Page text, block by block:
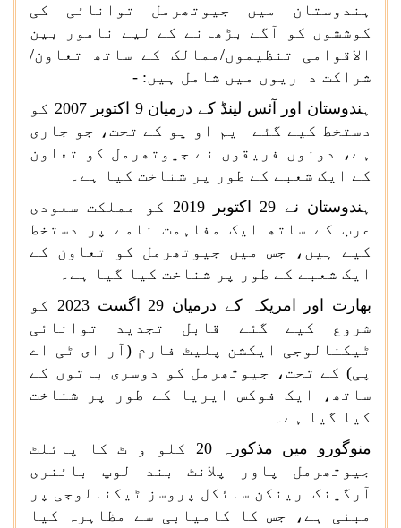
ہندوستان میں جیوتھرمل توانائی کی
کوششوں کو آگے بڑھانے کے لیے نامور بین
الاقوامی تنظیموں/ممالک کے ساتھ تعاون/
شراکت داریوں میں شامل ہیں: -
ہندوستان اور آئس لینڈ کے درمیان 9 اکتوبر 2007 کو
دستخط کیے گئے ایم او یو کے تحت، جو جاری
ہے، دونوں فریقوں نے جیوتھرمل کو تعاون
کے ایک شعبے کے طور پر شناخت کیا ہے۔
ہندوستان نے 29 اکتوبر 2019 کو مملکت سعودی
عرب کے ساتھ ایک مفاہمت نامے پر دستخط
کیے ہیں، جس میں جیوتھرمل کو تعاون کے
ایک شعبے کے طور پر شناخت کیا گیا ہے۔
بھارت اور امریکہ کے درمیان 29 اگست 2023 کو
شروع کیے گئے قابل تجدید توانائی
ٹیکنالوجی ایکشن پلیٹ فارم (آر ای ٹی اے
پی) کے تحت، جیوتھرمل کو دوسری باتوں کے
ساتھ، ایک فوکس ایریا کے طور پر شناخت
کیا گیا ہے۔
منوگورو میں مذکورہ 20 کلو واٹ کا پائلٹ
جیوتھرمل پاور پلانٹ بند لوپ بائنری
آرگینک رینکن سائکل پروسز ٹیکنالوجی پر
مبنی ہے، جس کا کامیابی سے مظاہرہ کیا